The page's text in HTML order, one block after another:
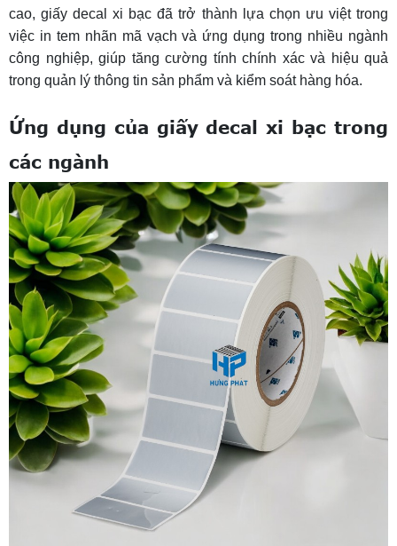
cao, giấy decal xi bạc đã trở thành lựa chọn ưu việt trong
việc in tem nhãn mã vạch và ứng dụng trong nhiều ngành
công nghiệp, giúp tăng cường tính chính xác và hiệu quả
trong quản lý thông tin sản phẩm và kiểm soát hàng hóa.
Ứng dụng của giấy decal xi bạc trong
các ngành